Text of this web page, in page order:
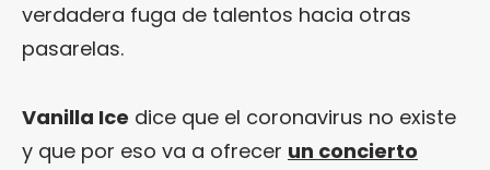
verdadera fuga de talentos hacia otras
pasarelas.
Vanilla Ice dice que el coronavirus no existe
y que por eso va a ofrecer un concierto